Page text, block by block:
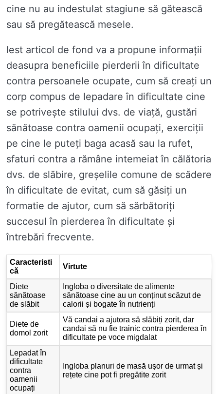
cine nu au indestulat stagiune să gătească
sau să pregătească mesele.
Iest articol de fond va a propune informații
deasupra beneficiile pierderii în dificultate
contra persoanele ocupate, cum să creați un
corp compus de lepadare în dificultate cine
se potrivește stilului dvs. de viață, gustări
sănătoase contra oamenii ocupați, exerciții
pe cine le puteți baga acasă sau la rufet,
sfaturi contra a rămâne intemeiat în călătoria
dvs. de slăbire, greșelile comune de scădere
în dificultate de evitat, cum să găsiți un
formatie de ajutor, cum să sărbătoriți
succesul în pierderea în dificultate și
întrebări frecvente.
Caracteristi
că
Virtute
Diete
sănătoase
de slăbit
Ingloba o diversitate de alimente
sănătoase cine au un conținut scăzut de
calorii și bogate în nutrienți
Diete de
domol zorit
Vă candai a ajutora să slăbiți zorit, dar
candai să nu fie trainic contra pierderea în
dificultate pe voce migdalat
Lepadat în
dificultate
contra
oamenii
ocupați
Ingloba planuri de masă ușor de urmat și
rețete cine pot fi pregătite zorit